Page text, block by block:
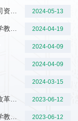
2024-05-13
2024-04-19
2024-04-09
2024-04-09
2024-03-15
2023-06-12
2023-06-12